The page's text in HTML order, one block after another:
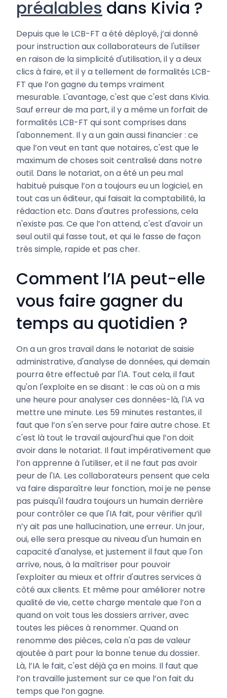
préalables dans Kivia ?
Depuis que le LCB-FT a été déployé, j’ai donné
pour instruction aux collaborateurs de l'utiliser
en raison de la simplicité d'utilisation, il y a deux
clics à faire, et il y a tellement de formalités LCB-
FT que l’on gagne du temps vraiment
mesurable. L'avantage, c'est que c'est dans Kivia.
Sauf erreur de ma part, il y a même un forfait de
formalités LCB-FT qui sont comprises dans
l'abonnement. Il y a un gain aussi financier : ce
que l’on veut en tant que notaires, c'est que le
maximum de choses soit centralisé dans notre
outil. Dans le notariat, on a été un peu mal
habitué puisque l’on a toujours eu un logiciel, en
tout cas un éditeur, qui faisait la comptabilité, la
rédaction etc. Dans d'autres professions, cela
n'existe pas. Ce que l’on attend, c'est d'avoir un
seul outil qui fasse tout, et qui le fasse de façon
très simple, rapide et pas cher.
Comment l’IA peut-elle
vous faire gagner du
temps au quotidien ?
On a un gros travail dans le notariat de saisie
administrative, d'analyse de données, qui demain
pourra être effectué par l'IA. Tout cela, il faut
qu'on l'exploite en se disant : le cas où on a mis
une heure pour analyser ces données-là, l'IA va
mettre une minute. Les 59 minutes restantes, il
faut que l’on s'en serve pour faire autre chose. Et
c'est là tout le travail aujourd'hui que l’on doit
avoir dans le notariat. Il faut impérativement que
l’on apprenne à l'utiliser, et il ne faut pas avoir
peur de l'IA. Les collaborateurs pensent que cela
va faire disparaître leur fonction, moi je ne pense
pas puisqu'il faudra toujours un humain derrière
pour contrôler ce que l'IA fait, pour vérifier qu’il
n’y ait pas une hallucination, une erreur. Un jour,
oui, elle sera presque au niveau d'un humain en
capacité d'analyse, et justement il faut que l'on
arrive, nous, à la maîtriser pour pouvoir
l'exploiter au mieux et offrir d'autres services à
côté aux clients. Et même pour améliorer notre
qualité de vie, cette charge mentale que l’on a
quand on voit tous les dossiers arriver, avec
toutes les pièces à renommer. Quand on
renomme des pièces, cela n'a pas de valeur
ajoutée à part pour la bonne tenue du dossier.
Là, l’IA le fait, c'est déjà ça en moins. Il faut que
l’on travaille justement sur ce que l’on fait du
temps que l’on gagne.